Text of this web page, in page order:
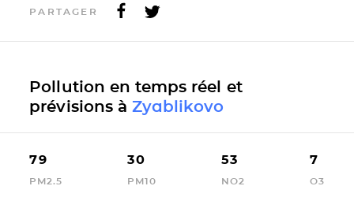
PARTAGER
Pollution en temps réel et
prévisions à Zyablikovo
79
PM2.5
30
PM10
53
NO2
7
O3